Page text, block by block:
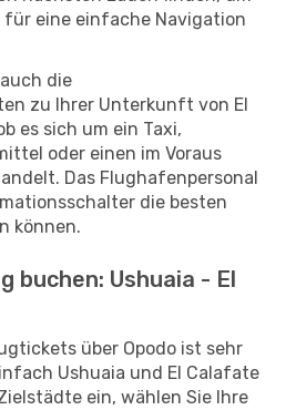
für eine einfache Navigation
die
zu Ihrer Unterkunft von El
es sich um ein Taxi,
oder einen im Voraus
Das Flughafenpersonal
die besten
können.
buchen: Ushuaia - El
über Opodo ist sehr
Ushuaia und El Calafate
ein, wählen Sie Ihre